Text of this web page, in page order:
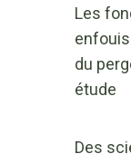
Les
du
étude
Des